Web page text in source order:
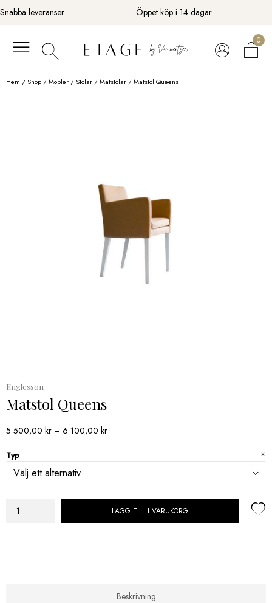
Fortsätt
till
Snabba leveranser Öppet köp i 14 dagar
0
Hem /Shop /Möbler /Stolar /Matstolar / Matstol Queens
Englesson
Matstol Queens
5 500,00 kr – 6 100,00 krPrisintervall:
Typ
Matstol
LÄGG TILL I VARUKORG
Beskrivning